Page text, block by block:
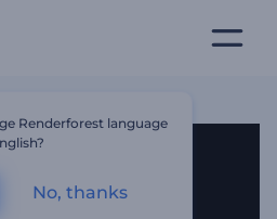
Renderforest language
No, thanks